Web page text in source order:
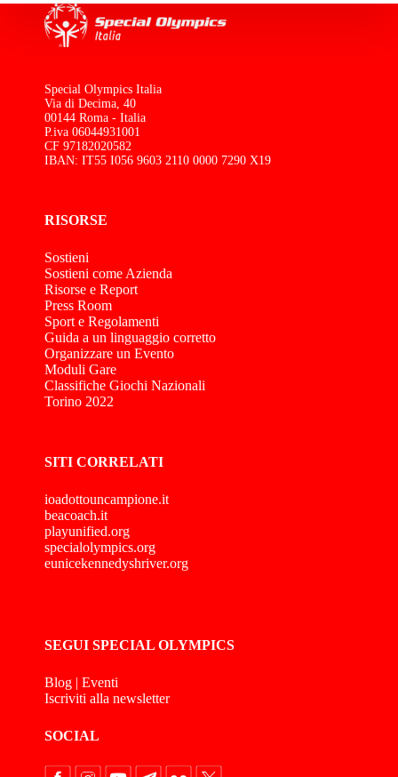
Special Olympics Italia
Via di Decima, 40
00144 Roma - Italia
P.iva 06044931001
CF 97182020582
IBAN: IT55 I056 9603 2110 0000 7290 X19
RISORSE
Sostieni
Sostieni come Azienda
Risorse e Report
Press Room
Sport e Regolamenti
Guida a un linguaggio corretto
Organizzare un Evento
Moduli Gare
Classifiche Giochi Nazionali
Torino 2022
SITI CORRELATI
ioadottouncampione.it
beacoach.it
playunified.org
specialolympics.org
eunicekennedyshriver.org
SEGUI SPECIAL OLYMPICS
Blog | Eventi
Iscriviti alla newsletter
SOCIAL